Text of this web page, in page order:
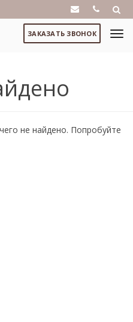
ЗАКАЗАТЬ ЗВОНОК
не найдено. Попробуйте